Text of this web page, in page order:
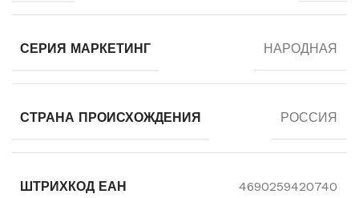
СЕРИЯ МАРКЕТИНГ НАРОДНАЯ
СТРАНА ПРОИСХОЖДЕНИЯ РОССИЯ
ШТРИХКОД ЕАН 4690259420740